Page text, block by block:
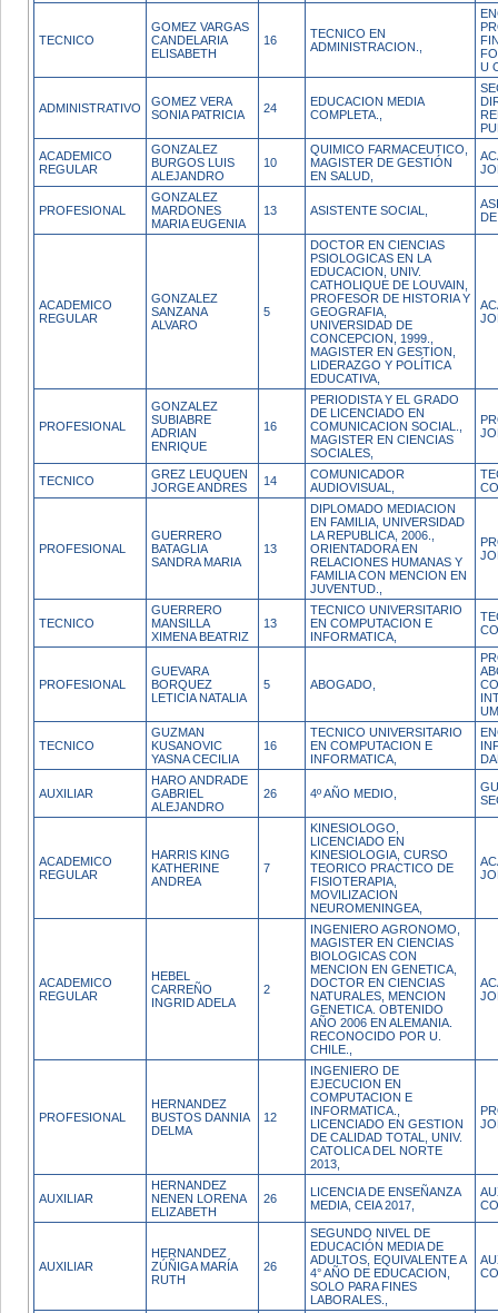
TECNICO
GOMEZ VARGAS
CANDELARIA
ELISABETH
16
TECNICO EN
ADMINISTRACION.,
U
ADMINISTRATIVO
GOMEZ VERA
SONIA PATRICIA
24
EDUCACION MEDIA
COMPLETA.,
ACADEMICO
REGULAR
GONZALEZ
BURGOS LUIS
ALEJANDRO
10
QUIMICO FARMACEUTICO,
MAGISTER DE GESTIÓN
EN SALUD,
PROFESIONAL
GONZALEZ
MARDONES
MARIA EUGENIA
13 ASISTENTE SOCIAL,
ACADEMICO
REGULAR
GONZALEZ
SANZANA
ALVARO
5
DOCTOR EN CIENCIAS
PSIOLOGICAS EN LA
EDUCACION, UNIV.
CATHOLIQUE DE LOUVAIN,
PROFESOR DE HISTORIA Y
GEOGRAFIA,
UNIVERSIDAD DE
CONCEPCION, 1999.,
MAGISTER EN GESTION,
LIDERAZGO Y POLÍTICA
EDUCATIVA,
PROFESIONAL
GONZALEZ
SUBIABRE
ADRIAN
ENRIQUE
16
PERIODISTA Y EL GRADO
DE LICENCIADO EN
COMUNICACION SOCIAL.,
MAGISTER EN CIENCIAS
SOCIALES,
TECNICO
GREZ LEUQUEN
JORGE ANDRES
14
COMUNICADOR
AUDIOVISUAL,
PROFESIONAL
GUERRERO
BATAGLIA
SANDRA MARIA
13
DIPLOMADO MEDIACION
EN FAMILIA, UNIVERSIDAD
LA REPUBLICA, 2006.,
ORIENTADORA EN
RELACIONES HUMANAS Y
FAMILIA CON MENCION EN
JUVENTUD.,
TECNICO
GUERRERO
MANSILLA
XIMENA BEATRIZ
13
TECNICO UNIVERSITARIO
EN COMPUTACION E
INFORMATICA,
PROFESIONAL
GUEVARA
BORQUEZ
LETICIA NATALIA
5 ABOGADO,
TECNICO
GUZMAN
KUSANOVIC
YASNA CECILIA
16
TECNICO UNIVERSITARIO
EN COMPUTACION E
INFORMATICA,
AUXILIAR
HARO ANDRADE
GABRIEL
ALEJANDRO
26 4º AÑO MEDIO,
ACADEMICO
REGULAR
HARRIS KING
KATHERINE
ANDREA
7
KINESIOLOGO,
LICENCIADO EN
KINESIOLOGIA, CURSO
TEORICO PRACTICO DE
FISIOTERAPIA,
MOVILIZACION
NEUROMENINGEA,
ACADEMICO
REGULAR
HEBEL
CARREÑO
INGRID ADELA
2
INGENIERO AGRONOMO,
MAGISTER EN CIENCIAS
BIOLOGICAS CON
MENCION EN GENETICA,
DOCTOR EN CIENCIAS
NATURALES, MENCION
GENETICA. OBTENIDO
AÑO 2006 EN ALEMANIA.
RECONOCIDO POR U.
CHILE.,
PROFESIONAL
HERNANDEZ
BUSTOS DANNIA
DELMA
12
INGENIERO DE
EJECUCION EN
COMPUTACION E
INFORMATICA.,
LICENCIADO EN GESTION
DE CALIDAD TOTAL, UNIV.
CATOLICA DEL NORTE
2013,
AUXILIAR
HERNANDEZ
NENEN LORENA
ELIZABETH
26
LICENCIA DE ENSEÑANZA
MEDIA, CEIA 2017,
AUXILIAR
HERNANDEZ
ZÚÑIGA MARÍA
RUTH
26
SEGUNDO NIVEL DE
EDUCACIÓN MEDIA DE
ADULTOS, EQUIVALENTE A
4° AÑO DE EDUCACION,
SOLO PARA FINES
LABORALES.,